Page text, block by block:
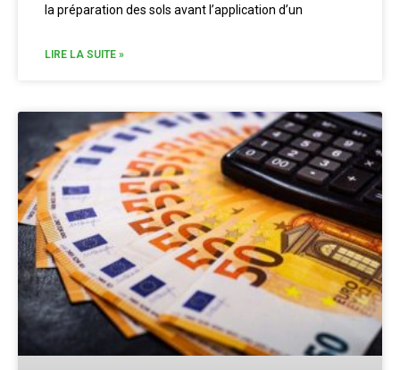
la préparation des sols avant l’application d’un
LIRE LA SUITE »